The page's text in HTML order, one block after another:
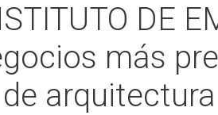
DE
más
arquitectura